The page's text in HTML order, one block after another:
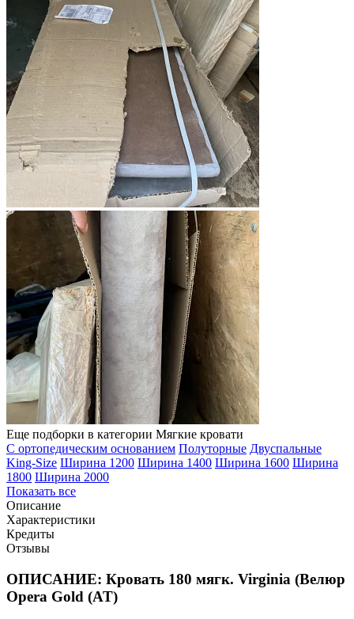
Еще подборки в категории Мягкие кровати
С ортопедическим основанием Полуторные Двуспальные
King-Size Ширина 1200 Ширина 1400 Ширина 1600 Ширина
1800 Ширина 2000
Показать все
Описание
Характеристики
Кредиты
Отзывы
ОПИСАНИЕ: Кровать 180 мягк. Virginia (Велюр
Opera Gold (AT)